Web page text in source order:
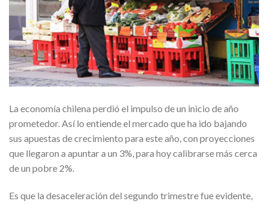
La economía chilena perdió el impulso de un inicio de año
prometedor. Así lo entiende el mercado que ha ido bajando
sus apuestas de crecimiento para este año, con proyecciones
que llegaron a apuntar a un 3%, para hoy calibrarse más cerca
de un pobre 2%.
Es que la desaceleración del segundo trimestre fue evidente,